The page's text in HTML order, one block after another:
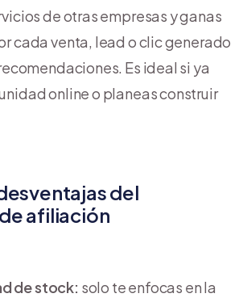
de otras empresas y ganas
cada venta, lead o clic generado
Es ideal si ya
online o planeas construir
del
afiliación
de stock: solo te enfocas en la